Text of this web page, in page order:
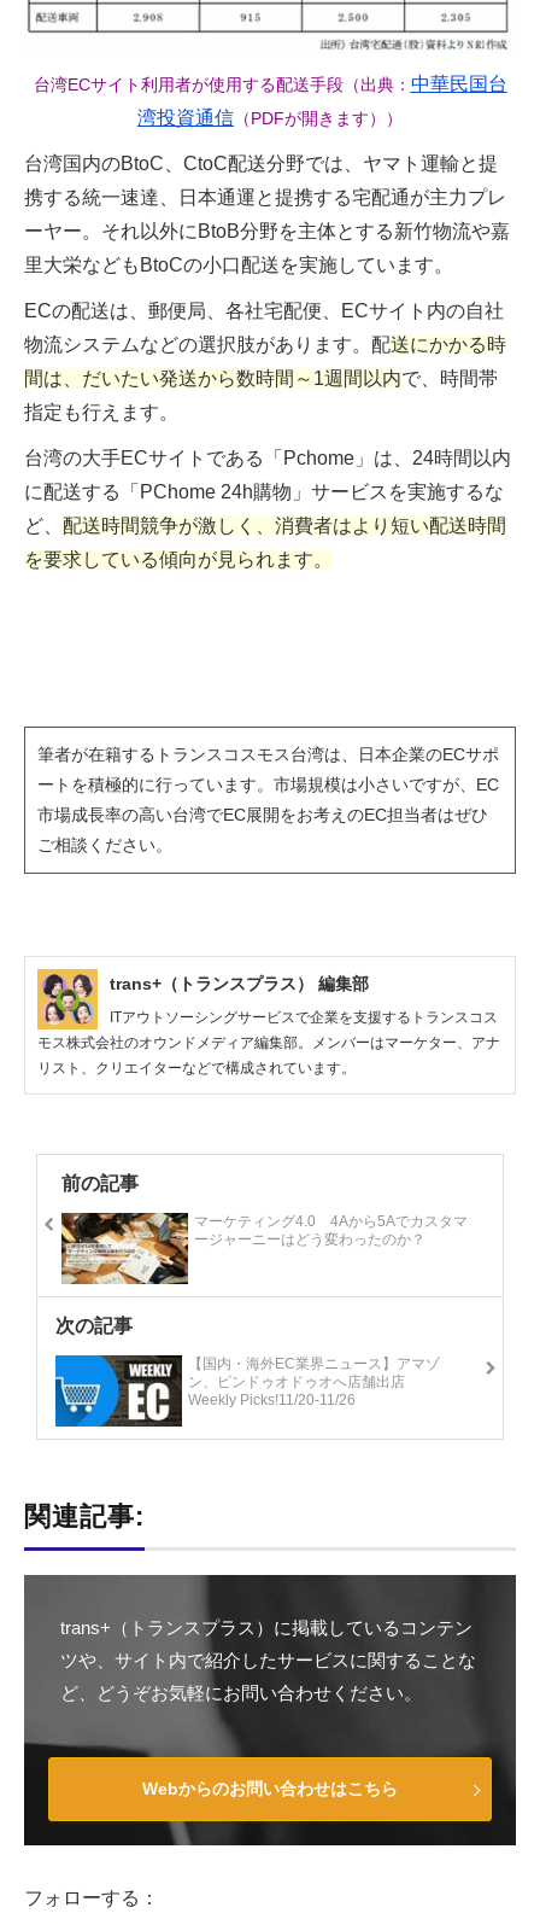
台湾ECサイト利用者が使用する配送手段（出典： 中華民国台
湾投資通信 （PDFが開きます））
台湾国内のBtoC、CtoC配送分野では、ヤマト運輸と提
携する統一速達、日本通運と提携する宅配通が主力プレ
ーヤー。それ以外にBtoB分野を主体とする新竹物流や嘉
里大栄などもBtoCの小口配送を実施しています。
ECの配送は、郵便局、各社宅配便、ECサイト内の自社
物流システムなどの選択肢があります。 配送にかかる時
間は、だいたい発送から数時間～1週間以内で、時間帯
指定も行えます。
台湾の大手ECサイトである「Pchome」は、24時間以内
に配送する「PChome 24h購物」サービスを実施するな
ど、 配送時間競争が激しく、消費者はより短い配送時間
を要求している傾向が見られます。
筆者が在籍するトランスコスモス台湾は、日本企業のECサポ
ートを積極的に行っています。市場規模は小さいですが、EC
市場成長率の高い台湾でEC展開をお考えのEC担当者はぜひ
ご相談ください。
trans+（トランスプラス） 編集部
ITアウトソーシングサービスで企業を支援するトランスコス
モス株式会社のオウンドメディア編集部。メンバーはマーケター、アナ
リスト、クリエイターなどで構成されています。
前の記事
マーケティング4.0 4Aから5Aでカスタマ
ージャーニーはどう変わったのか？
次の記事
【国内・海外EC業界ニュース】アマゾ
ン、ピンドゥオドゥオへ店舗出店
Weekly Picks!11/20-11/26
関連記事:
trans+（トランスプラス）に掲載しているコンテン
ツや、サイト内で紹介したサービスに関することな
ど、どうぞお気軽にお問い合わせください。
Webからのお問い合わせはこちら
フォローする：